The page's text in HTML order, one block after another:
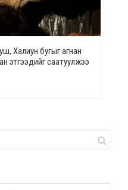
Халиун бугыг агнан
этгээдийг саатуулжээ